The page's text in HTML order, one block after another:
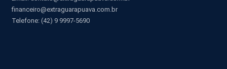
financeiro@extraguarapuava.com.br
Telefone: (42) 9 9997-5690